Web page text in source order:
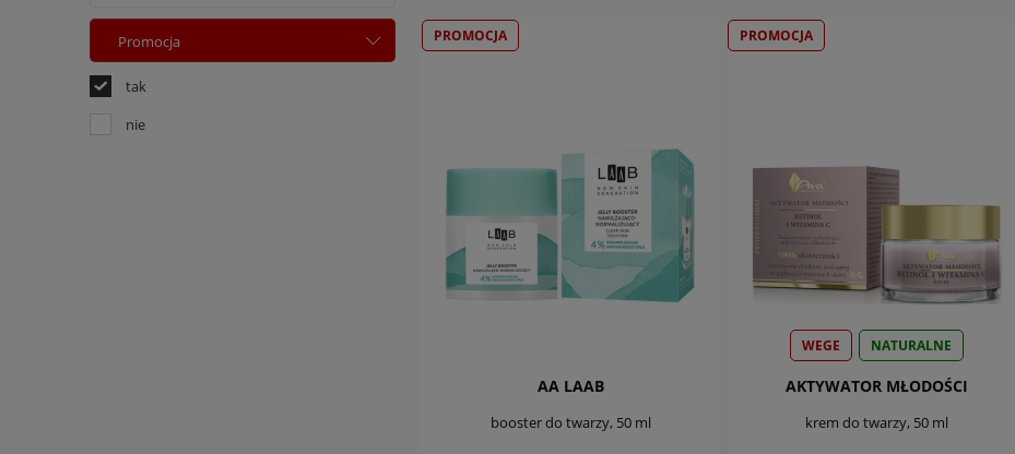
AA LAAB
AVA
BARWA
filtruj
Promocja
tak
nie
AA LAAB
booster do twarzy, 50 ml
PROMOCJA
WEGE NATURALNE
AKTYWATOR MŁODOŚCI
krem do twarzy, 50 ml
PROMOCJA